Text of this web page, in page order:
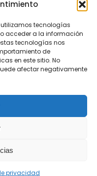
utilizamos tecnologías
acceder a la información
tecnologías nos
de
en este sitio. No
afectar negativamente
privacidad